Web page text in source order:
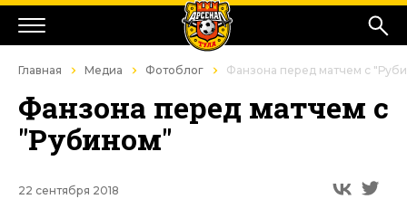
Главная Медиа Фотоблог Фанзона перед матчем с
Фанзона перед матчем с
"Рубином"
22 сентября 2018